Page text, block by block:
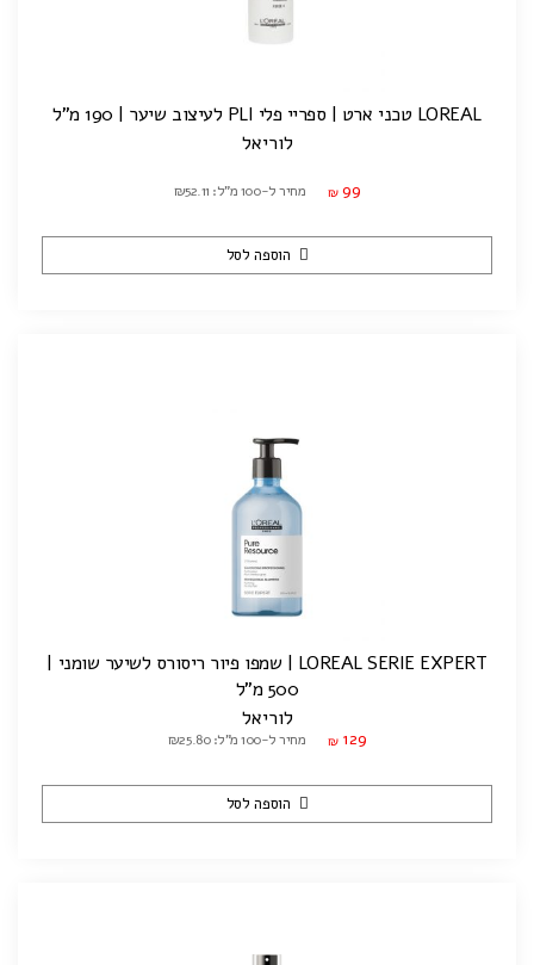
LOREAL טכני ארט | ספריי פלי PLI לעיצוב שיער | 190 מ"ל
לוריאל
₪ 99 מחיר ל-100 מ"ל: ₪52.11
הוספה לסל
LOREAL SERIE EXPERT | שמפו פיור ריסורס לשיער שומני |
500 מ"ל
לוריאל
₪ 129 מחיר ל-100 מ"ל: ₪25.80
הוספה לסל